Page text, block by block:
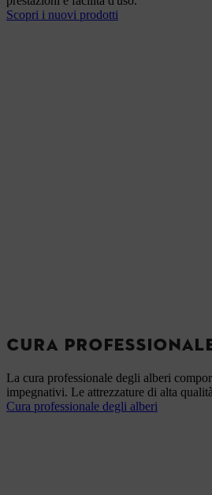
Scopri i nuovi prodotti
CURA
La cura professionale degli alberi
impegnativi. Le attrezzature di alta
Cura professionale degli alberi